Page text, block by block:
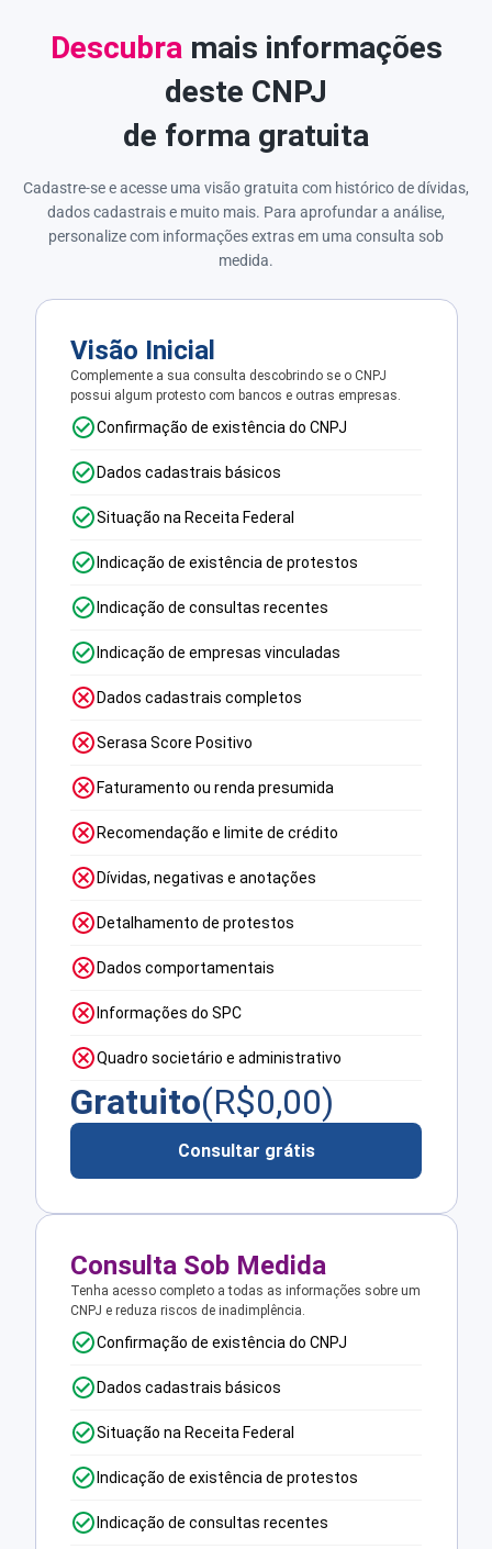
Descubramais informações
deste CNPJ
de forma gratuita
Cadastre-se e acesse uma visão gratuita com histórico de dívidas,
dados cadastrais e muito mais. Para aprofundar a análise,
personalize com informações extras em uma consulta sob
medida.
Visão Inicial
Complemente a sua consulta descobrindo se o CNPJ
possui algum protesto com bancos e outras empresas.
Confirmação de existência do CNPJ
Dados cadastrais básicos
Situação na Receita Federal
Indicação de existência de protestos
Indicação de consultas recentes
Indicação de empresas vinculadas
Dados cadastrais completos
Serasa Score Positivo
Faturamento ou renda presumida
Recomendação e limite de crédito
Dívidas, negativas e anotações
Detalhamento de protestos
Dados comportamentais
Informações do SPC
Quadro societário e administrativo
Gratuito(R$0,00)
Consultar grátis
Consulta Sob Medida
Tenha acesso completo a todas as informações sobre um
CNPJ e reduza riscos de inadimplência.
Confirmação de existência do CNPJ
Dados cadastrais básicos
Situação na Receita Federal
Indicação de existência de protestos
Indicação de consultas recentes